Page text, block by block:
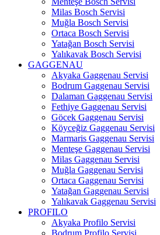
Milas Bosch Servisi
Muğla Bosch Servisi
Ortaca Bosch Servisi
Yatağan Bosch Servisi
Yalıkavak Bosch Servisi
GAGGENAU
Akyaka Gaggenau Servisi
Bodrum Gaggenau Servisi
Dalaman Gaggenau Servisi
Fethiye Gaggenau Servisi
Göcek Gaggenau Servisi
Köyceğiz Gaggenau Servisi
Marmaris Gaggenau Servisi
Menteşe Gaggenau Servisi
Milas Gaggenau Servisi
Muğla Gaggenau Servisi
Ortaca Gaggenau Servisi
Yatağan Gaggenau Servisi
Yalıkavak Gaggenau Servisi
PROFILO
Akyaka Profilo Servisi
Bodrum Profilo Servisi